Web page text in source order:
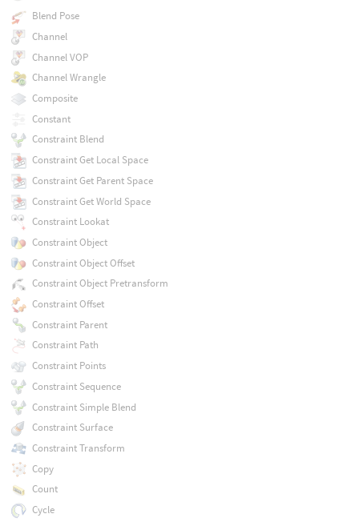
Blend Pose
Channel
Channel VOP
Channel Wrangle
Composite
Constant
Constraint Blend
Constraint Get Local Space
Constraint Get Parent Space
Constraint Get World Space
Constraint Lookat
Constraint Object
Constraint Object Offset
Constraint Object Pretransform
Constraint Offset
Constraint Parent
Constraint Path
Constraint Points
Constraint Sequence
Constraint Simple Blend
Constraint Surface
Constraint Transform
Copy
Count
Cycle